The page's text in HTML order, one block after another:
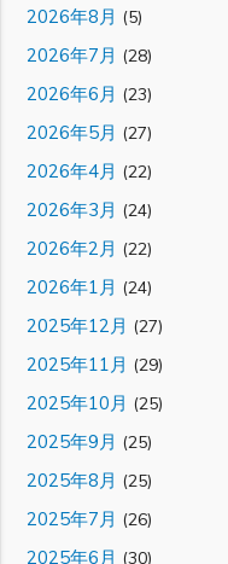
2026年8月 (5)
2026年7月 (28)
2026年6月 (23)
2026年5月 (27)
2026年4月 (22)
2026年3月 (24)
2026年2月 (22)
2026年1月 (24)
2025年12月 (27)
2025年11月 (29)
2025年10月 (25)
2025年9月 (25)
2025年8月 (25)
2025年7月 (26)
2025年6月 (30)